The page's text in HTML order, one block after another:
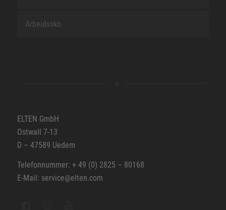
Arbeidssko
ELTEN GmbH
Ostwall 7-13
D – 47589 Uedem
Telefonnummer: + 49 (0) 2825 – 80168
E-Mail: service@elten.com